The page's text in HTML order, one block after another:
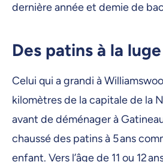
dernière année et demie de
Des patins à la luge
Celui qui a grandi à
kilomètres de la capitale de la
avant de déménager à
chaussé des patins à 5 ans
enfant. Vers l’âge de 11 ou 12